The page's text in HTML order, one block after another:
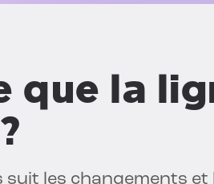
que la
suit les changements